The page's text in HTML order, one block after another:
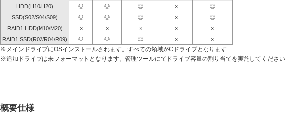
HDD(H10/H20)
◎ ◎ ◎ ×
◎
SSD(S02/S04/S09)
◎ ◎ ◎ ×
◎
RAID1 HDD(M10/M20)
× × × ×
×
RAID1 SSD(R02/R04/R09)
◎ ◎ ◎ × ×
※メインドライブにOSインストールされます。すべての領域がCドライブとなります
※追加ドライブは未フォーマットとなります。管理ツールにてドライブ容量の割り当てを実施してください
概要仕様